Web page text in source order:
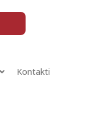
Kontakti